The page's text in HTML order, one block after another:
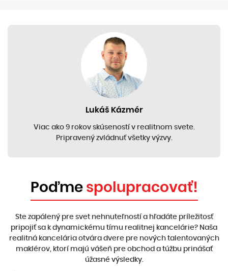
Lukáš Kázmér
Viac ako 9 rokov skúseností v realitnom svete.
Pripravený zvládnuť všetky výzvy.
Poďmespolupracovať!
Ste zapálený pre svet nehnuteľností a hľadáte príležitosť
pripojiť sa k dynamickému tímu realitnej kancelárie? Naša
realitná kancelária otvára dvere pre nových talentovaných
maklérov, ktorí majú vášeň pre obchod a túžbu prinášať
úžasné výsledky.